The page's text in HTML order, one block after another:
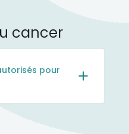
cancer
pour